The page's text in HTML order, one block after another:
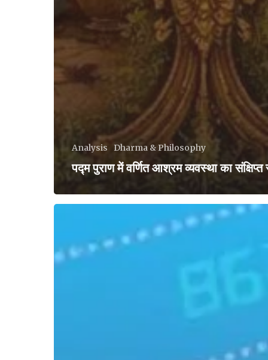
Analysis Dharma & Philosophy
पद्म पुराण में वर्णित आश्रम व्यवस्था का
Position
and